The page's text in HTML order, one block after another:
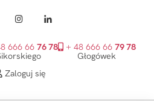
666 66 76 78
+ 48 666 66 79 78
Głogówek
Zaloguj się